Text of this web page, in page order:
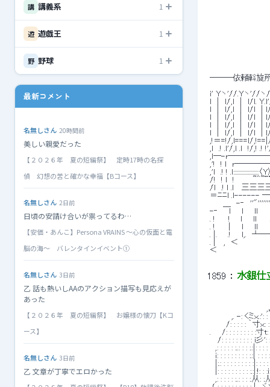
講 講義系 1
遊 遊戯王 1
野 野球 1
最新コメント
名無しさん 20時間前
美しい親愛だった
【２０２６年 夏の短編祭】 定時17時の名探
偵 幻想の苦と確かな幸福【Bコース】
名無しさん 2日前
日頃の安請け合いが祟ってるわ…
【安価・あんこ】Persona VRAINS ～心の仮面と電
脳の海～ バレンタインイベント①
名無しさん 3日前
乙 話も熱いしAAのアクション描写も見応えが
あった
【２０２６年 夏の短編祭】 お嬢様の懐刀【Kコ
ース】
名無しさん 3日前
乙 文章が丁寧でエロかった
―――依頼斡旋
i' Yヽ'//.Yヽ'//
l　|　l/,l　|　l/l.
l　|　l/,l　|　l/l
l　|　l/,l　|　l/l　
l　|　l/,l　|　l/l　|
l　|　l/,l　|　l/l　|
,!＝=!/,l===l/,!==|//
,l　.! .l'/,l .l　!/,! .!
,l―-
,'!　! l　
,'l　.! !
/!　! l　!　　　 ~
/l　.! ｌ .ｌ　 三
＝ﾆﾆl .l------ ―――
＿　-‐　
-‐　　l　　l　　
. !　　 ! 　 l　　l
. !　　 |　　l　　ll
. |.　　.!　　l,.　
. |　 ,　＜　　　　
＜　　　　　　　　
1859 ： 水銀仕
,，: : :´: : :
,. -: くミｘ.:': : : :
/: : : : : ｀寸ｘ: : : :
.　　/: : : : : : : : :寸t:
/: : : : : : : : : i彡': : :
,: : : : : :..: : : :.:|: : : :
ｉ: : : : : : : : : :.:| : : :
|:.: : : : : : : : : :|: : : :
|: : : : : : : : : :.:|:!: :
,: : : : : :..: : : :.从: :.